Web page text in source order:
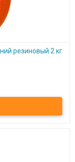
резиновый 2 кг
2 кг